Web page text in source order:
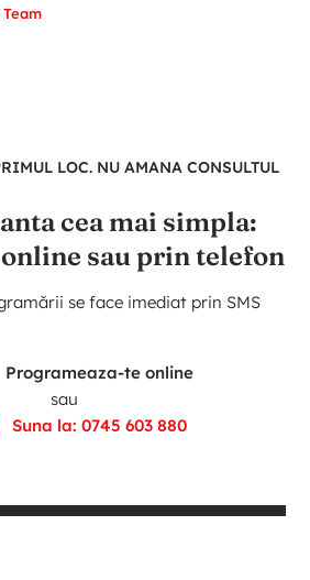
LOC. NU AMANA CONSULTUL
cea mai simpla:
sau prin telefon
se face imediat prin SMS
Programeaza-te online
sau
Suna la: 0745 603 880